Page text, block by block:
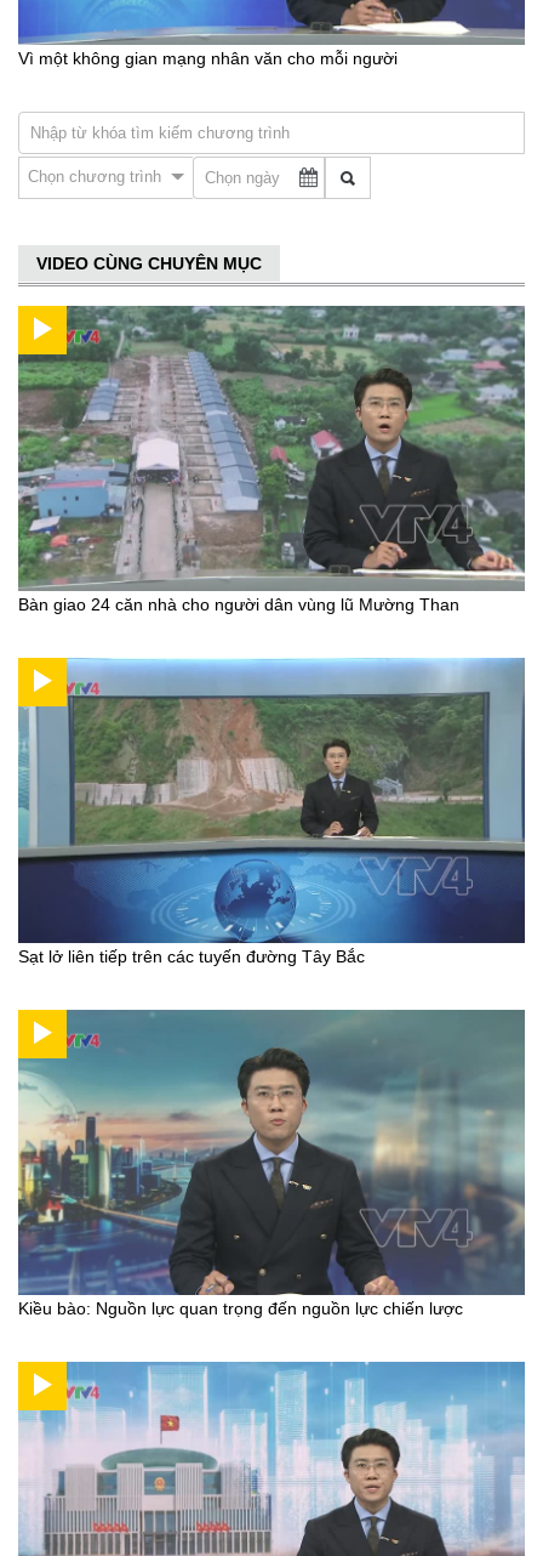
Vì một không gian mạng nhân văn cho mỗi người
Chọn chương trình
VIDEO CÙNG CHUYÊN MỤC
Bàn giao 24 căn nhà cho người dân vùng lũ Mường Than
Sạt lở liên tiếp trên các tuyến đường Tây Bắc
Kiều bào: Nguồn lực quan trọng đến nguồn lực chiến lược